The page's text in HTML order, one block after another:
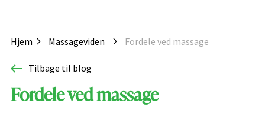
content
Hjem Massageviden Fordele ved massage
Tilbage til blog
Fordele ved massage